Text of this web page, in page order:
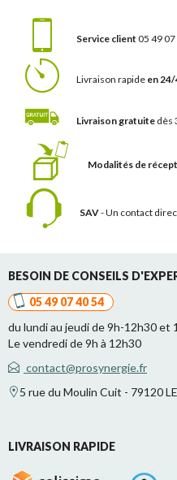
Service client 05 49
Livraison rapide en
Livraison gratuite dès
Modalités de
SAV- Un contact
BESOIN DE CONSEILS
05 49 07 40 54
du lundi au jeudi de 9h-12h30 et
Le vendredi de 9h à 12h30
contact@prosynergie.fr
5 rue du Moulin Cuit - 79120
LIVRAISON RAPIDE